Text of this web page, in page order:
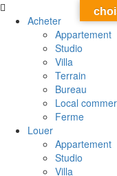
Acheter
Appartement
Studio
Villa
Terrain
Bureau
Local
Ferme
Louer
Appartement
Studio
Villa